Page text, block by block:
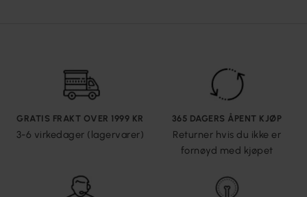
GRATIS FRAKT OVER 1999 KR
3-6 virkedager (lagervarer)
365 DAGERS ÅPENT KJØP
Returner hvis du ikke er
fornøyd med kjøpet